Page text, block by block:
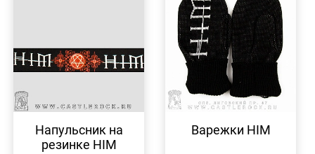
ПРОСМОТР
Напульсник на
резинке HIM
ПРОСМОТР
Варежки HIM